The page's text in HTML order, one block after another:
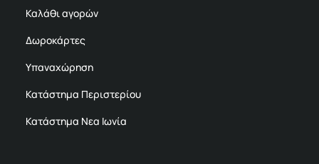
Καλάθι αγορών
Δωροκάρτες
Υπαναχώρηση
Κατάστημα Περιστερίου
Κατάστημα Νεα Ιωνία